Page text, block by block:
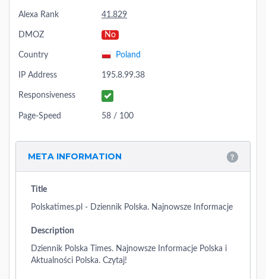
Alexa Rank 41.829
DMOZ No
Country Poland
IP Address 195.8.99.38
Responsiveness
Page-Speed 58 / 100
META INFORMATION
Title
Polskatimes.pl - Dziennik Polska. Najnowsze Informacje
Description
Dziennik Polska Times. Najnowsze Informacje Polska i
Aktualności Polska. Czytaj!